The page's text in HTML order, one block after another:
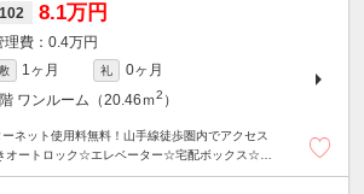
102 8.1万円
0.4万円
1ヶ月 礼
0ヶ月
ワンルーム（20.46ｍ2 ）
ネット使用料無料！山手線徒歩圏内でアクセス
オートロック☆エレベーター☆宅配ボックス☆洗